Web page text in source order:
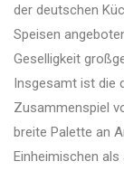
der deutschen
Speisen
Geselligkeit
Insgesamt ist die
Zusammenspiel
breite Palette an
Einheimischen